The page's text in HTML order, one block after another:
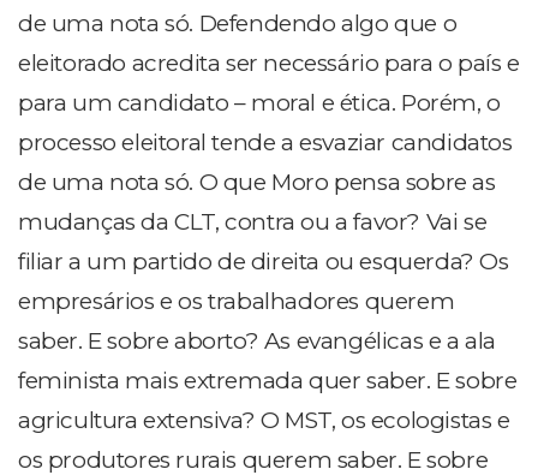
de uma nota só. Defendendo algo que o
eleitorado acredita ser necessário para o país e
para um candidato – moral e ética. Porém, o
processo eleitoral tende a esvaziar candidatos
de uma nota só. O que Moro pensa sobre as
mudanças da CLT, contra ou a favor? Vai se
filiar a um partido de direita ou esquerda? Os
empresários e os trabalhadores querem
saber. E sobre aborto? As evangélicas e a ala
feminista mais extremada quer saber. E sobre
agricultura extensiva? O MST, os ecologistas e
os produtores rurais querem saber. E sobre